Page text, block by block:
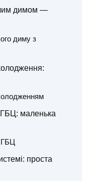
димом —
диму з
маленька
проста